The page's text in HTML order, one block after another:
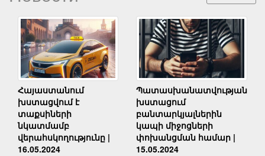
Հայաստանում
խստացվում է
տաքսիների
նկատմամբ
վերահսկողությունը |
16.05.2024
Պատասխանատվության
խստացում
բանտարկյալներին
կապի միջոցների
փոխանցման համար |
15.05.2024